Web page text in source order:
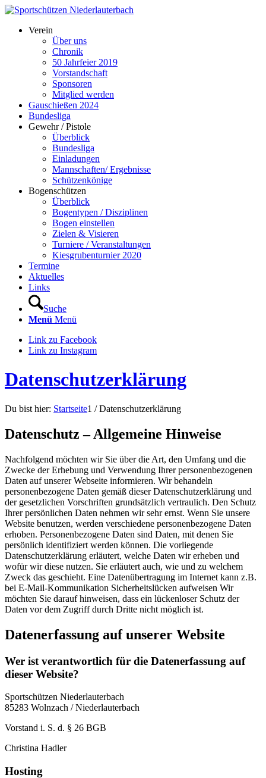
Verein
Über uns
Chronik
50 Jahrfeier 2019
Vorstandschaft
Sponsoren
Mitglied werden
Gauschießen 2024
Bundesliga
Gewehr / Pistole
Überblick
Bundesliga
Einladungen
Mannschaften/ Ergebnisse
Schützenkönige
Bogenschützen
Überblick
Bogentypen / Disziplinen
Bogen einstellen
Zielen & Visieren
Turniere / Veranstaltungen
Kiesgrubenturnier 2020
Termine
Aktuelles
Links
Suche
Menü Menü
Link zu Facebook
Link zu Instagram
Datenschutzerklärung
Du bist hier: Startseite1 / Datenschutzerklärung
Datenschutz – Allgemeine Hinweise
Nachfolgend möchten wir Sie über die Art, den Umfang und die
Zwecke der Erhebung und Verwendung Ihrer personenbezogenen
Daten auf unserer Webseite informieren. Wir behandeln
personenbezogene Daten gemäß dieser Datenschutzerklärung und
der gesetzlichen Vorschriften grundsätzlich vertraulich. Den Schutz
Ihrer persönlichen Daten nehmen wir sehr ernst. Wenn Sie unsere
Website benutzen, werden verschiedene personenbezogene Daten
erhoben. Personenbezogene Daten sind Daten, mit denen Sie
persönlich identifiziert werden können. Die vorliegende
Datenschutzerklärung erläutert, welche Daten wir erheben und
wofür wir diese nutzen. Sie erläutert auch, wie und zu welchem
Zweck das geschieht. Eine Datenübertragung im Internet kann z.B.
bei E-Mail-Kommunikation Sicherheitslücken aufweisen Wir
möchten Sie darauf hinweisen, dass ein lückenloser Schutz der
Daten vor dem Zugriff durch Dritte nicht möglich ist.
Datenerfassung auf unserer Website
Wer ist verantwortlich für die Datenerfassung auf
dieser Website?
Sportschützen Niederlauterbach
85283 Wolnzach / Niederlauterbach
Vorstand i. S. d. § 26 BGB
Christina Hadler
Hosting